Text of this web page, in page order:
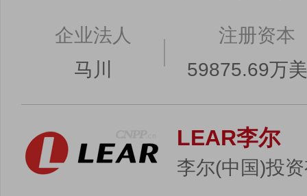
企业法人
马川
注册资本
59875.69万
LEAR李尔
李尔(中国)投